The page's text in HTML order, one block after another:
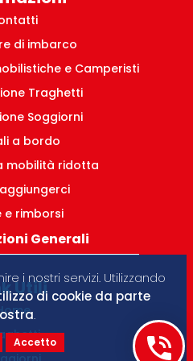
di imbarco
e Camperisti
Traghetti
Soggiorni
a bordo
mobilità ridotta
e rimborsi
Generali
Grecia
Grecia
Utili
i nostri servizi. Utilizzando
di cookie da parte
.
Accetto